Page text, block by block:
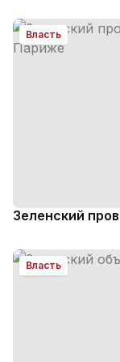
Власть
Зеленский
Власть